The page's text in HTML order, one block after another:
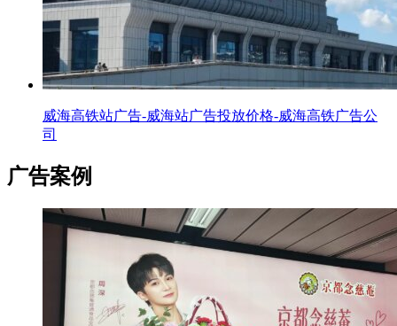
威海高铁站广告-威海站广告投放价格-威海高铁广告公
司
广告案例